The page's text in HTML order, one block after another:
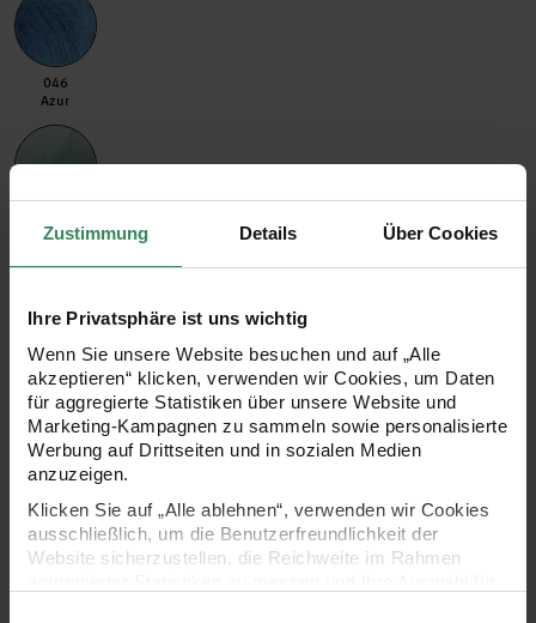
Zustimmung Details Über Cookies
Ihre Privatsphäre ist uns wichtig
Wenn Sie unsere Website besuchen und auf „Alle
akzeptieren“ klicken, verwenden wir Cookies, um Daten
für aggregierte Statistiken über unsere Website und
Marketing-Kampagnen zu sammeln sowie personalisierte
Werbung auf Drittseiten und in sozialen Medien
anzuzeigen.
Klicken Sie auf „Alle ablehnen“, verwenden wir Cookies
ausschließlich, um die Benutzerfreundlichkeit der
Website sicherzustellen, die Reichweite im Rahmen
046 Azur
046
Azur
060
Aquamarine
068 Aloe
068
Aloe
006 Aqua
006
Aqua